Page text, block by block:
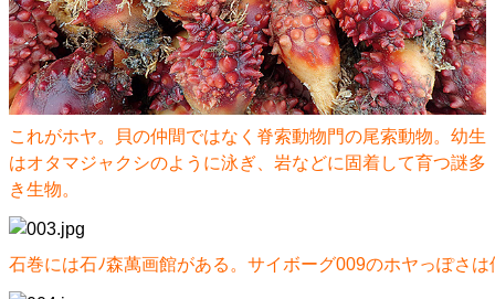
これがホヤ。貝の仲間ではなく脊索動物門の尾索動物。幼生
はオタマジャクシのように泳ぎ、岩などに固着して育つ謎多
き生物。
石巻には石ﾉ森萬画館がある。サイボーグ009のホヤっぽさ